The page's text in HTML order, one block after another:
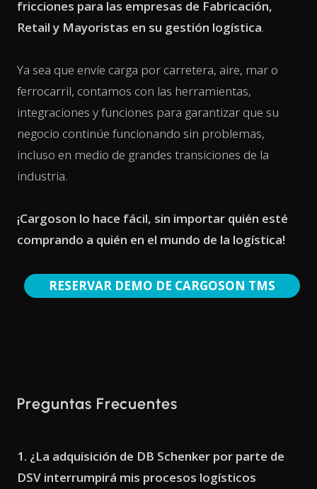
fricciones para las empresas de Fabricación,
Retail y Mayoristas en su gestión logística.
Ya sea que envíe carga por carretera, aire, mar o
ferrocarril, contamos con las herramientas,
integraciones y funciones para garantizar que su
negocio continúe funcionando sin problemas,
incluso en medio de grandes transiciones de la
industria.
¡Cargoson lo hace fácil, sin importar quién esté
comprando a quién en el mundo de la logística!
RESERVAR DEMO DE CARGOSON TMS
Preguntas Frecuentes
1. ¿La adquisición de DB Schenker por parte de
DSV interrumpirá mis procesos logísticos